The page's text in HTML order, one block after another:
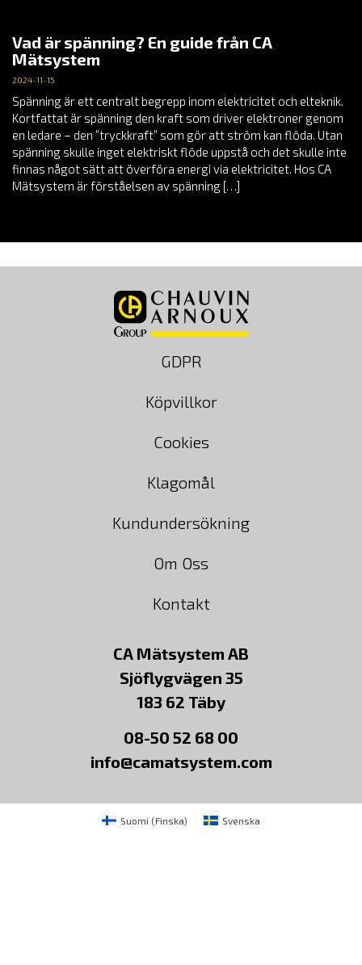
Vad är spänning? En guide från CA
Mätsystem
2024-11-15
Spänning är ett centralt begrepp inom elektricitet och elteknik.
Kortfattat är spänning den kraft som driver elektroner genom
en ledare – den ”tryckkraft” som gör att ström kan flöda. Utan
spänning skulle inget elektriskt flöde uppstå och det skulle inte
finnas något sätt att överföra energi via elektricitet. Hos CA
Mätsystem är förståelsen av spänning […]
GDPR
Köpvillkor
Cookies
Klagomål
Kundundersökning
Om Oss
Kontakt
CA Mätsystem AB
Sjöflygvägen 35
183 62 Täby
08-50 52 68 00
info@camatsystem.com
Suomi (Finska) Svenska